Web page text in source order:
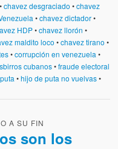
•chavez desgraciado •chavez
•chavez dictador•
HDP•chavez llorón •
maldito loco •chavez tirano •
•corrupción en venezuela •
cubanos•fraude electoral
•hijo de puta no vuelvas•
A SU FIN
son los